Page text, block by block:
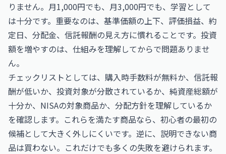
りません。月1,000円でも、月3,000円でも、学習として
は十分です。重要なのは、基準価額の上下、評価損益、約
定日、分配金、信託報酬の見え方に慣れることです。投資
額を増やすのは、仕組みを理解してからで問題ありませ
ん。
チェックリストとしては、購入時手数料が無料か、信託報
酬が低いか、投資対象が分散されているか、純資産総額が
十分か、NISAの対象商品か、分配方針を理解しているか
を確認します。これらを満たす商品なら、初心者の最初の
候補として大きく外しにくいです。逆に、説明できない商
品は買わない。これだけでも多くの失敗を避けられます。